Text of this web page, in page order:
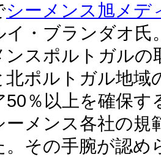
シーメンス旭メデ
イ・ブランダオ
ンスポルトガル
北ポルトガル地域
50％以上を確保
ーメンス各社の規
。その手腕が認